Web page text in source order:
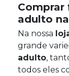
Comprar
adulto
Na nossa
grande
adulto,
todos eles